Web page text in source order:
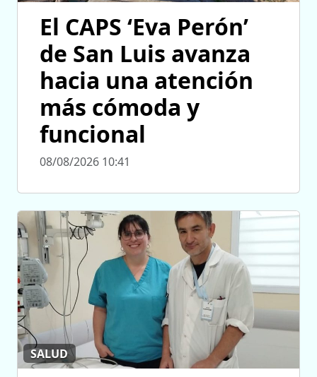
El CAPS ‘Eva Perón’
de San Luis avanza
hacia una atención
más cómoda y
funcional
08/08/2026 10:41
SALUD